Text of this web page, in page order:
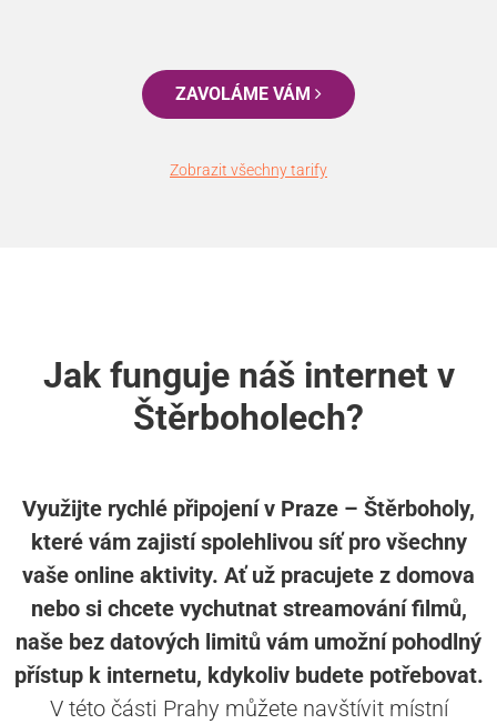
ZAVOLÁME VÁM
Zobrazit všechny tarify
Jak funguje náš internet v
Štěrboholech?
Využijte rychlé připojení v Praze – Štěrboholy,
které vám zajistí spolehlivou síť pro všechny
vaše online aktivity. Ať už pracujete z domova
nebo si chcete vychutnat streamování filmů,
naše bez datových limitů vám umožní pohodlný
přístup k internetu, kdykoliv budete potřebovat.
V této části Prahy můžete navštívit místní